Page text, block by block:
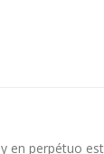
en perpétuo